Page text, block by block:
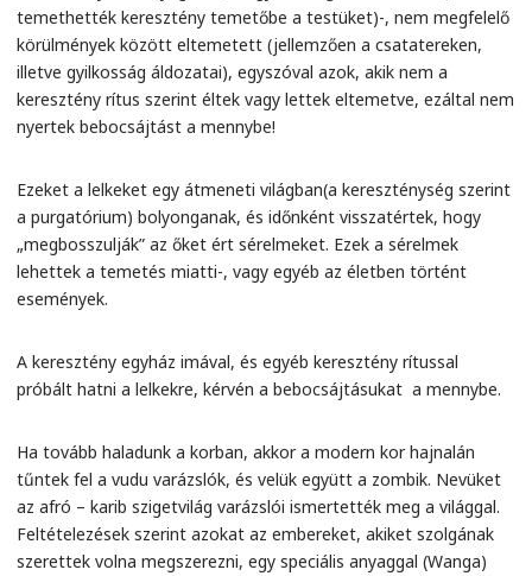
temethették keresztény temetőbe a testüket)-, nem megfelelő
körülmények között eltemetett (jellemzően a csatatereken,
illetve gyilkosság áldozatai), egyszóval azok, akik nem a
keresztény rítus szerint éltek vagy lettek eltemetve, ezáltal nem
nyertek bebocsájtást a mennybe!
Ezeket a lelkeket egy átmeneti világban(a kereszténység szerint
a purgatórium) bolyonganak, és időnként visszatértek, hogy
„megbosszulják” az őket ért sérelmeket. Ezek a sérelmek
lehettek a temetés miatti-, vagy egyéb az életben történt
események.
A keresztény egyház imával, és egyéb keresztény rítussal
próbált hatni a lelkekre, kérvén a bebocsájtásukat a mennybe.
Ha tovább haladunk a korban, akkor a modern kor hajnalán
tűntek fel a vudu varázslók, és velük együtt a zombik. Nevüket
az afró – karib szigetvilág varázslói ismertették meg a világgal.
Feltételezések szerint azokat az embereket, akiket szolgának
szerettek volna megszerezni, egy speciális anyaggal (Wanga)